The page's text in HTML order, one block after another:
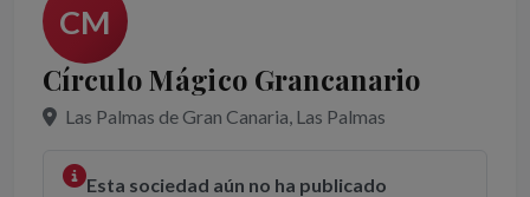
CM
Círculo Mágico Grancanario
Las Palmas de Gran Canaria, Las Palmas
Esta sociedad aún no ha publicado